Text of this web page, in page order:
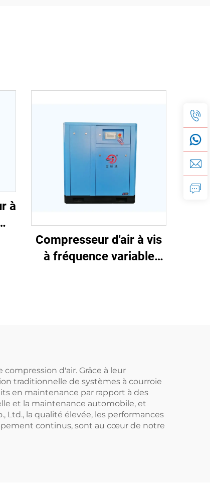
à
Compresseur d'air à vis
à fréquence variable
d'air. Grâce à leur
traditionnelle de systèmes à courroie
en maintenance par rapport à des
et la maintenance automobile, et
Ltd., la qualité élevée, les performances
continus, sont au cœur de notre